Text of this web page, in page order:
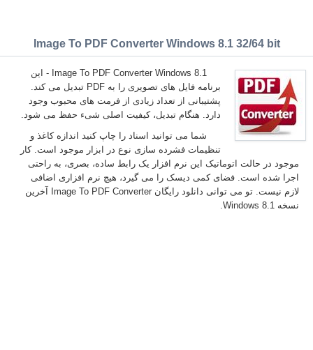
Image To PDF Converter Windows 8.1 32/64 bit
Image To PDF Converter Windows 8.1 - این
برنامه فایل های تصویری را به PDF تبدیل می کند.
پشتیبانی از تعداد زیادی از فرمت های محبوب وجود
دارد. هنگام تبدیل، کیفیت اصلی شیء حفظ می شود.
شما می توانید اسناد را چاپ کنید اندازه کاغذ و
تنظیمات فشرده سازی نوع در ابزار موجود است. کار
موجود در حالت اتوماتیک این نرم افزار یک رابط ساده، بصری، به راحتی
اجرا شده است. فضای کمی دیسک را می گیرد، هیچ نرم افزاری اضافی
لازم نیست. تو می توانی دانلود رایگان Image To PDF Converter آخرین
نسخه Windows 8.1.